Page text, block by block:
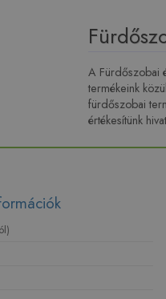
A Fürdőszobai
termékeink
fürdőszobai
értékesítünk